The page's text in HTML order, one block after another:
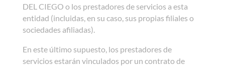
DEL CIEGO o los prestadores de servicios a esta
entidad (incluidas, en su caso, sus propias filiales o
sociedades afiliadas).
En este último supuesto, los prestadores de
servicios estarán vinculados por un contrato de